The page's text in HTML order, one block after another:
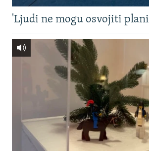
'Ljudi ne mogu osvojiti